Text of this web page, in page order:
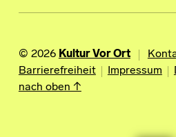
© 2026 Kultur Vor Ort
Barrierefreiheit
Impressum
nach oben ↑